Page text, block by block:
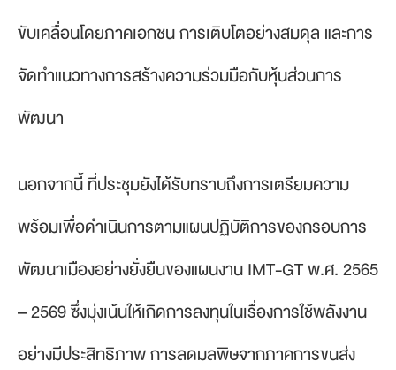
ขับเคลื่อนโดยภาคเอกชน การเติบโตอย่างสมดุล และการ
จัดทำแนวทางการสร้างความร่วมมือกับหุ้นส่วนการ
พัฒนา
นอกจากนี้ ที่ประชุมยังได้รับทราบถึงการเตรียมความ
พร้อมเพื่อดำเนินการตามแผนปฏิบัติการของกรอบการ
พัฒนาเมืองอย่างยั่งยืนของแผนงาน IMT-GT พ.ศ. 2565
– 2569 ซึ่งมุ่งเน้นให้เกิดการลงทุนในเรื่องการใช้พลังงาน
อย่างมีประสิทธิภาพ การลดมลพิษจากภาคการขนส่ง